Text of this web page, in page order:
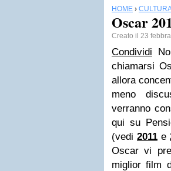
HOME ›
Oscar
Creato il 23
Condividi
chiamarsi
allora
meno
verranno
qui su
(vedi 2011 e
Oscar vi
miglior film